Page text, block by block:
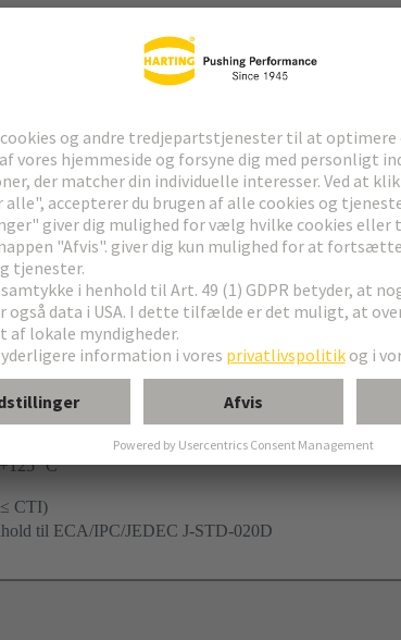
°C
CTI)
til ECA/IPC/JEDEC J-STD-020D